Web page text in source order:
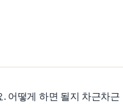
어떻게 하면 될지 차근차